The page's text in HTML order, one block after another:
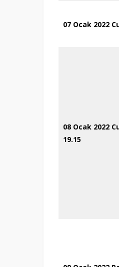
07 Ocak 2022
08 Ocak 2022
19.15